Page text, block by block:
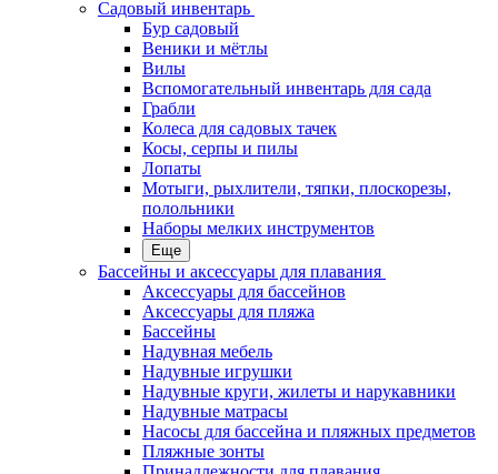
Садовый инвентарь
Бур садовый
Веники и мётлы
Вилы
Вспомогательный инвентарь для сада
Грабли
Колеса для садовых тачек
Косы, серпы и пилы
Лопаты
Мотыги, рыхлители, тяпки, плоскорезы,
полольники
Наборы мелких инструментов
Еще
Бассейны и аксессуары для плавания
Аксессуары для бассейнов
Аксессуары для пляжа
Бассейны
Надувная мебель
Надувные игрушки
Надувные круги, жилеты и нарукавники
Надувные матрасы
Насосы для бассейна и пляжных предметов
Пляжные зонты